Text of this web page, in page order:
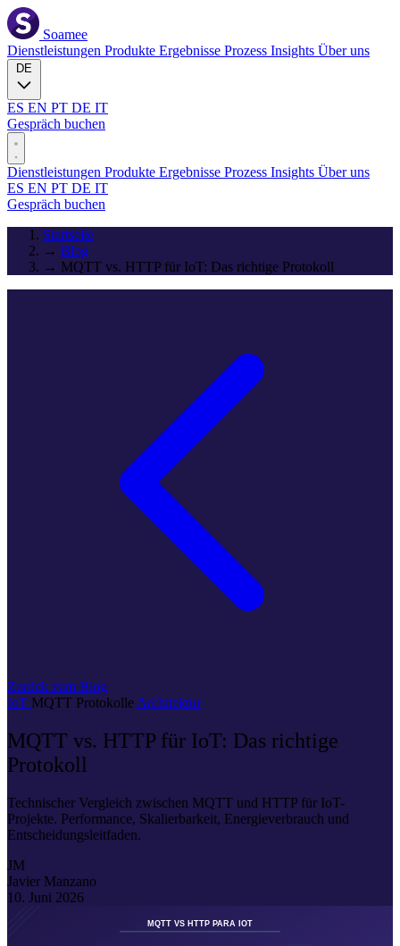
Soamee
Dienstleistungen Produkte Ergebnisse Prozess Insights Über uns
ES EN PT DE IT
Gespräch buchen
Dienstleistungen Produkte Ergebnisse Prozess Insights Über uns
ES EN PT DE IT
Gespräch buchen
Startseite
→ Blog
→ MQTT vs. HTTP für IoT: Das richtige Protokoll
Zurück zum Blog
IoT MQTT Protokolle Architektur
MQTT vs. HTTP für IoT: Das richtige
Protokoll
Technischer Vergleich zwischen MQTT und HTTP für IoT-
Projekte. Performance, Skalierbarkeit, Energieverbrauch und
Entscheidungsleitfaden.
JM
Javier Manzano
10. Juni 2026